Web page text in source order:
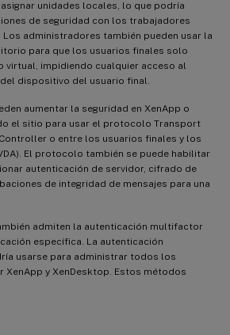
unidades locales, lo que podría
de seguridad con los trabajadores
administradores también pueden usar la
para que los usuarios finales solo
virtual, impidiendo cualquier acceso al
dispositivo del usuario final.
aumentar la seguridad en XenApp o
el sitio para usar el protocolo Transport
o entre los usuarios finales y los
El protocolo también se puede habilitar
autenticación de servidor, cifrado de
de integridad de mensajes para una
admiten la autenticación multifactor
específica. La autenticación
usarse para administrar todos los
y XenDesktop. Estos métodos